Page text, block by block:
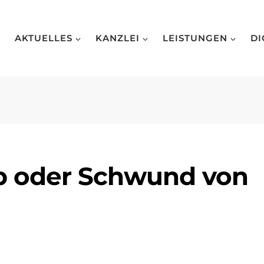
AKTUELLES KANZLEI LEISTUNGEN
oder Schwund von